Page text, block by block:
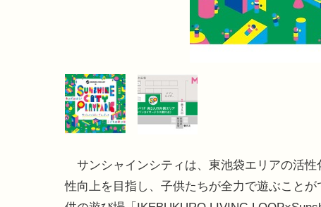
サンシャインシティは、東池袋エリアの活性
性向上を目指し、子供たちが全力で遊ぶことが